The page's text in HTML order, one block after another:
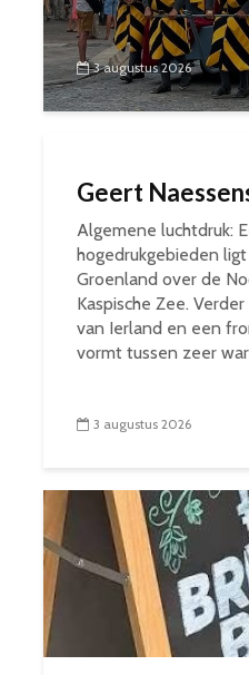
3 augustus 2026
Geert
Algemene luchtdruk:
hogedrukgebieden
Groenland over de
Kaspische Zee.
van Ierland en een
vormt tussen zeer
3 augustus 2026